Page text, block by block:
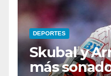
DEPORTES
Skubal y
más